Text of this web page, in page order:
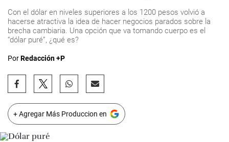
Con el dólar en niveles superiores a los 1200 pesos volvió a
hacerse atractiva la idea de hacer negocios parados sobre la
brecha cambiaria. Una opción que va tomando cuerpo es el
“dólar puré”, ¿qué es?
PorRedacción +P
+ Agregar Más Produccion en